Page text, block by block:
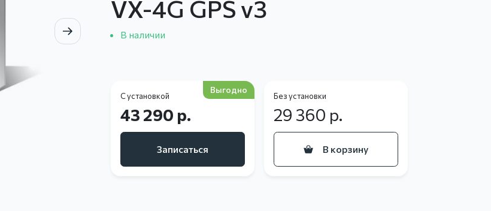
VX-4G GPS v3
В наличии
С установкой
Выгодно
43 290 р.
Записаться
Без установки
29 360 р.
В корзину